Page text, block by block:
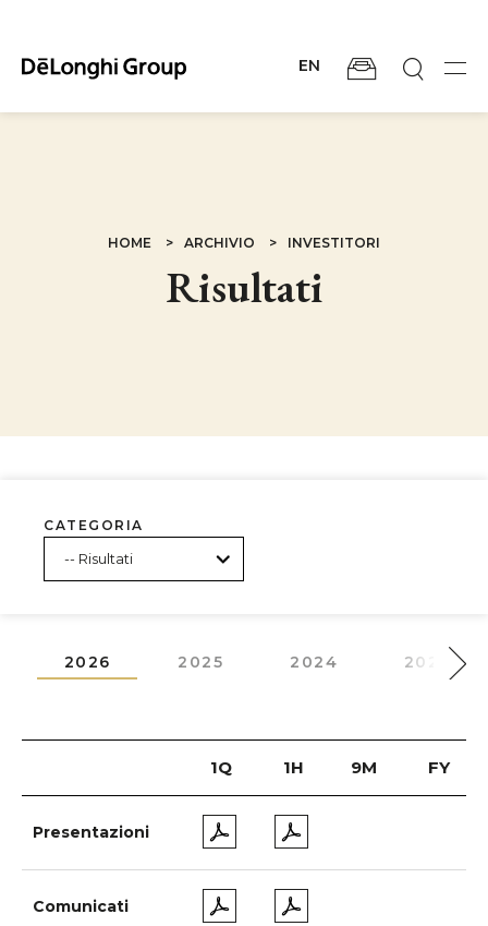
contenuto
EN
BRICIOLE
HOME ARCHIVIO INVESTITORI
Risultati
CATEGORIA
2026 2025 2024 2023
1Q 1H 9M FY
Presentazioni
Comunicati